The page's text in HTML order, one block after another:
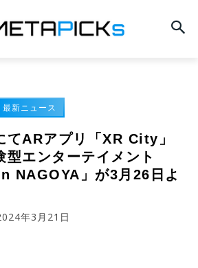
最新ニュース
てARアプリ「XR City」
型エンターテイメント
NAGOYA」が3月26日よ
年3月21日